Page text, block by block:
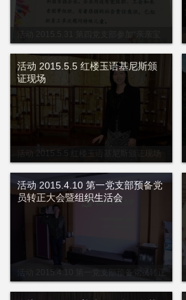
活动 2015.5.31 第四党支部参加“亲亲宝
活动 2015.5.5 红楼玉语基尼斯颁证现场
活动 2015.5.5 红楼玉语基尼斯颁
证现场
活动 2015.4.10 第一党支部预备党员转正
活动 2015.4.10 第一党支部预备党
员转正大会暨组织生活会